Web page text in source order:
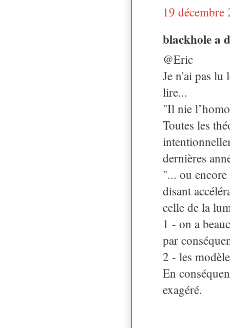
19
blackhole a
@Eric
Je n'ai pas lu
lire...
"Il nie
Toutes les
dernières
"... ou
disant
celle de la
1 - on a
par
2 - les
En
exagéré.